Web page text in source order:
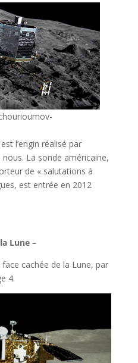
l’engin réalisé par
La sonde américaine,
de « salutations à
est entrée en 2012
Lune –
cachée de la Lune, par
4.